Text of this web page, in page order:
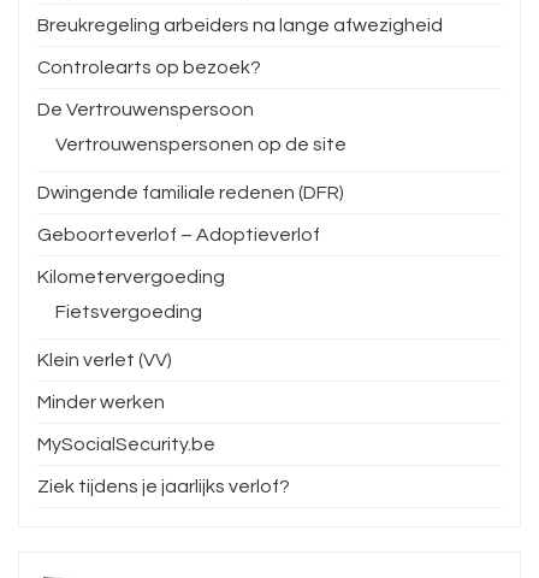
Breukregeling arbeiders na lange afwezigheid
Controlearts op bezoek?
De Vertrouwenspersoon
Vertrouwenspersonen op de site
Dwingende familiale redenen (DFR)
Geboorteverlof – Adoptieverlof
Kilometervergoeding
Fietsvergoeding
Klein verlet (VV)
Minder werken
MySocialSecurity.be
Ziek tijdens je jaarlijks verlof?